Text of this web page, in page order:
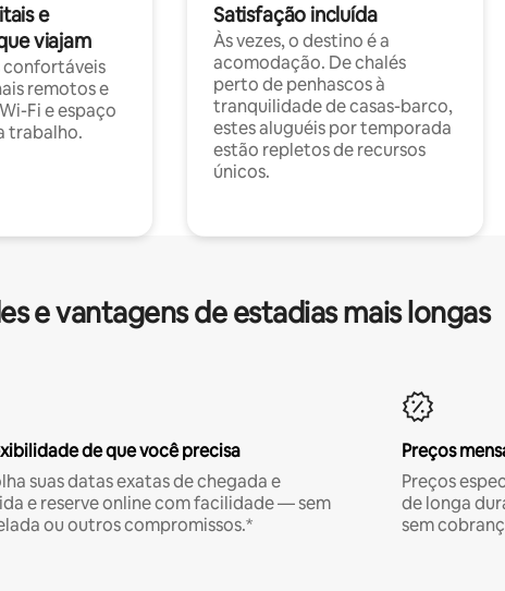
e
viajam
remotos e
Fi e espaço
trabalho.
Satisfação incluída
Às vezes, o destino é a
acomodação. De chalés
perto de penhascos à
tranquilidade de casas-barco,
estes aluguéis por temporada
estão repletos de recursos
únicos.
e vantagens de estadias mais longas
de que você precisa
suas datas exatas de chegada e
e reserve online com facilidade — sem
ou outros compromissos.*
Preços
Preços
de longa
sem